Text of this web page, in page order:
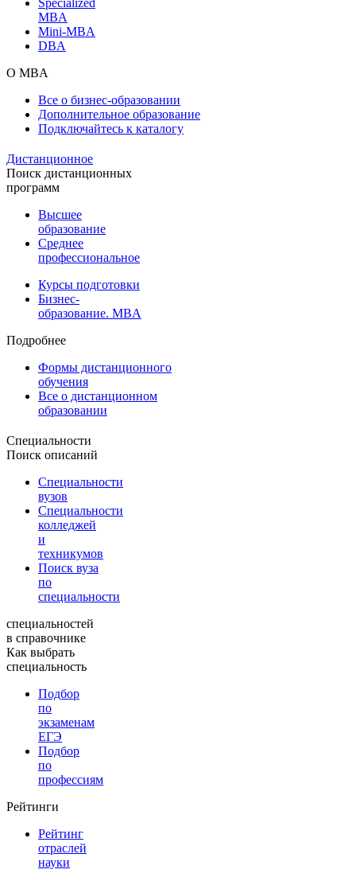
MBA
Mini-MBA
DBA
О MBA
Все о бизнес-образовании
Дополнительное образование
Подключайтесь к каталогу
Дистанционное
Поиск дистанционных
программ
Высшее
образование
Среднее
профессиональное
Курсы подготовки
Бизнес-
образование. MBA
Подробнее
Формы дистанционного
обучения
Все о дистанционном
образовании
Специальности
Поиск описаний
Специальности
вузов
Специальности
колледжей
и
техникумов
Поиск вуза
по
специальности
специальностей
в справочнике
Как выбрать
специальность
Подбор
по
экзаменам
ЕГЭ
Подбор
по
профессиям
Рейтинги
Рейтинг
отраслей
науки